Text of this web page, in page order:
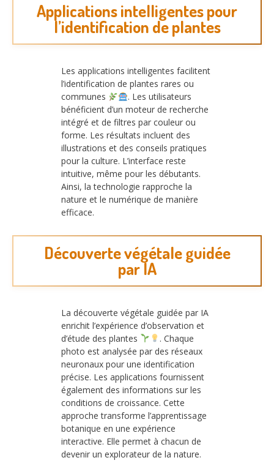
Applications intelligentes pour
l’identification de plantes
Les applications intelligentes facilitent
l’identification de plantes rares ou
communes
. Les utilisateurs
bénéficient d’un moteur de recherche
intégré et de filtres par couleur ou
forme. Les résultats incluent des
illustrations et des conseils pratiques
pour la culture. L’interface reste
intuitive, même pour les débutants.
Ainsi, la technologie rapproche la
nature et le numérique de manière
efficace.
Découverte végétale guidée
par IA
La découverte végétale guidée par IA
enrichit l’expérience d’observation et
d’étude des plantes
. Chaque
photo est analysée par des réseaux
neuronaux pour une identification
précise. Les applications fournissent
également des informations sur les
conditions de croissance. Cette
approche transforme l’apprentissage
botanique en une expérience
interactive. Elle permet à chacun de
devenir un explorateur de la nature.